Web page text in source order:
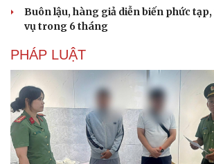
Văn hóa
Sân khấu - Điện ảnh
Văn học
Giải trí
Nghệ sĩ
Thời trang
Buôn lậu, hàng giả diễn biến phức
vụ trong 6 tháng
PHÁP LUẬT